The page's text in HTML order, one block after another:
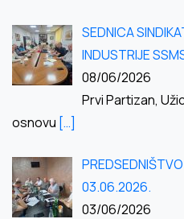
SEDNICA
INDUSTRIJE
08/06/2026
Prvi Partizan,
osnovu […]
03.06.2026.
03/06/2026